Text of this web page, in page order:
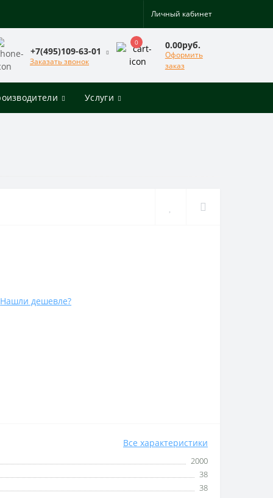
Личный кабинет
+7(495)109-63-01
Заказать звонок
0 0.00руб.
Оформить
заказ
Услуги
Нашли дешевле?
Все характеристики
2000
38
38